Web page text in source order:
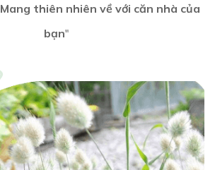
Mang thiên nhiên về với căn nhà của
bạn"